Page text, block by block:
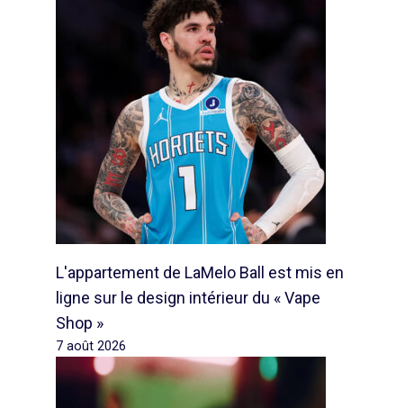
L'appartement de LaMelo Ball est mis en
ligne sur le design intérieur du « Vape
Shop »
7 août 2026